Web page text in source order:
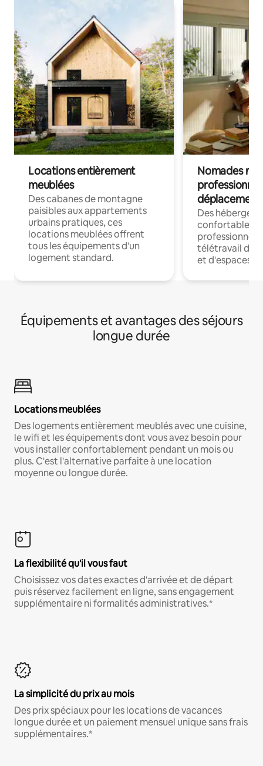
Locations entièrement
meublées
Des cabanes de montagne
paisibles aux appartements
urbains pratiques, ces
locations meublées offrent
tous les équipements d'un
logement standard.
Nomades
déplacement
Des
confortables
professionnels
télétravail
et d'espaces
Équipements et avantages des séjours
longue durée
Locations meublées
Des logements entièrement meublés avec une cuisine,
le wifi et les équipements dont vous avez besoin pour
vous installer confortablement pendant un mois ou
plus. C'est l'alternative parfaite à une location
moyenne ou longue durée.
La flexibilité qu'il vous faut
Choisissez vos dates exactes d'arrivée et de départ
puis réservez facilement en ligne, sans engagement
supplémentaire ni formalités administratives.*
La simplicité du prix au mois
Des prix spéciaux pour les locations de vacances
longue durée et un paiement mensuel unique sans frais
supplémentaires.*